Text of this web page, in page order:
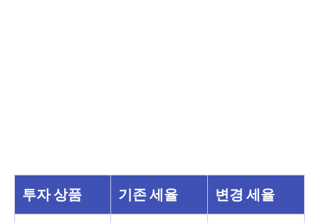
투자 상품 기존 세율 변경 세율